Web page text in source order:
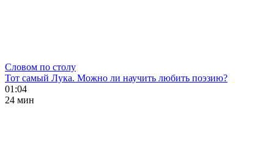
Словом по столу
Тот самый Лука. Можно ли научить любить поэзию?
01:04
24 мин